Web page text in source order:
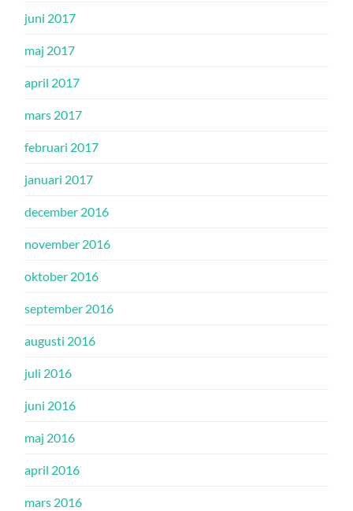
juni 2017
maj 2017
april 2017
mars 2017
februari 2017
januari 2017
december 2016
november 2016
oktober 2016
september 2016
augusti 2016
juli 2016
juni 2016
maj 2016
april 2016
mars 2016